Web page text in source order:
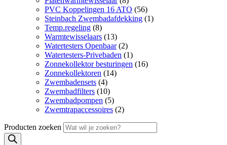
PVC Koppelingen 16 ATO (56)
Steinbach Zwembadafdekking (1)
Temp.regeling (8)
Warmtewisselaars (13)
Watertesters Openbaar (2)
Watertesters-Privebaden (1)
Zonnekollektor besturingen (16)
Zonnekollektoren (14)
Zwembadensets (4)
Zwembadfilters (10)
Zwembadpompen (5)
Zwemtrapaccessoires (2)
Producten zoeken